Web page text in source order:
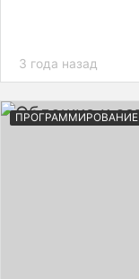
3 года назад
ПРОГРАММИРОВАНИЕ